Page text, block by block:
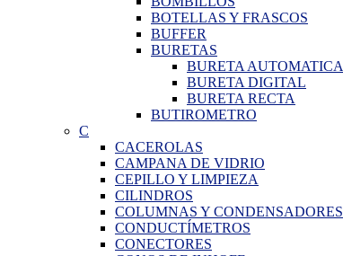
BOTELLAS Y FRASCOS
BUFFER
BURETAS
BURETA AUTOMATICA
BURETA DIGITAL
BURETA RECTA
BUTIROMETRO
C
CACEROLAS
CAMPANA DE VIDRIO
CEPILLO Y LIMPIEZA
CILINDROS
COLUMNAS Y CONDENSADORES
CONDUCTÍMETROS
CONECTORES